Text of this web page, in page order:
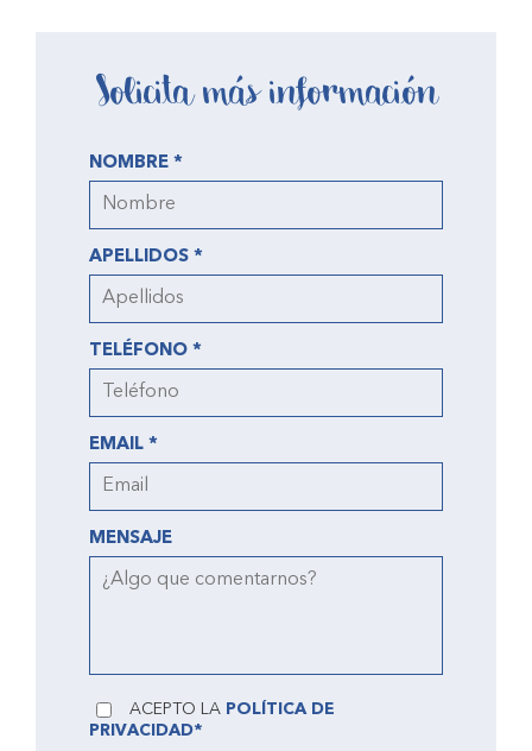
Solicita más información
NOMBRE *
APELLIDOS *
TELÉFONO *
EMAIL *
MENSAJE
ACEPTO LA POLÍTICA DE
PRIVACIDAD*